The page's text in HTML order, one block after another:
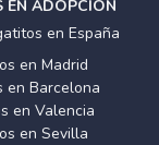
EN ADOPCIÓN
en España
en Madrid
en Barcelona
en Valencia
en Sevilla